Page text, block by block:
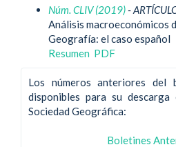
principal
Contenido
principal
Barra
Núm. CLIV (2019)-
Análisis macroeconómicos
Geografía: el caso español
Resumen PDF
Los números anteriores del
disponibles para su
Sociedad Geográfica:
Boletines